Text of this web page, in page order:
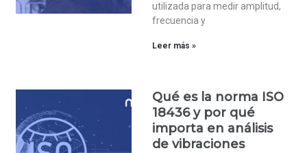
utilizada para medir amplitud,
frecuencia y
Leer más »
Qué es la norma ISO
18436 y por qué
importa en análisis
de vibraciones